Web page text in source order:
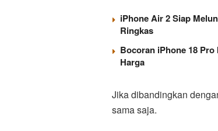
iPhone Air 2 Siap
Ringkas
Bocoran iPhone 18
Harga
Jika dibandingkan
sama saja.